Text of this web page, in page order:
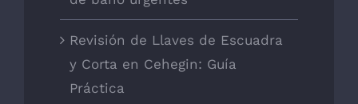
Revisión de Llaves de Escuadra
y Corta en Cehegin: Guía
Práctica